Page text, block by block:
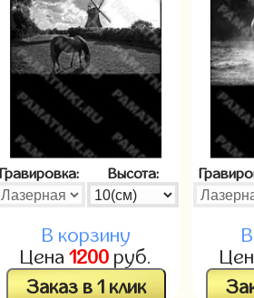
Гравировка: Высота:
В корзину
Цена1200 руб.
Заказ в 1 клик